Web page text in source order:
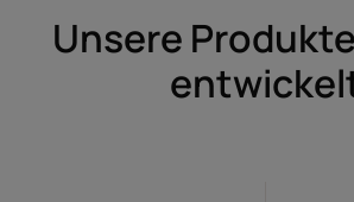
Unsere